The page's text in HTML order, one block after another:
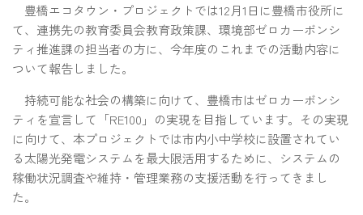
豊橋エコタウン・プロジェクトでは12月1日に豊橋市役所に
て、連携先の教育委員会教育政策課、環境部ゼロカーボンシ
ティ推進課の担当者の方に、今年度のこれまでの活動内容に
ついて報告しました。
持続可能な社会の構築に向けて、豊橋市はゼロカーボンシ
ティを宣言して「RE100」の実現を目指しています。その実現
に向けて、本プロジェクトでは市内小中学校に設置されてい
る太陽光発電システムを最大限活用するために、システムの
稼働状況調査や維持・管理業務の支援活動を行ってきまし
た。